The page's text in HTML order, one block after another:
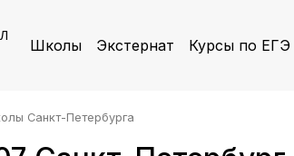
Школы Экстернат Курсы по ЕГЭ
Санкт-Петербурга